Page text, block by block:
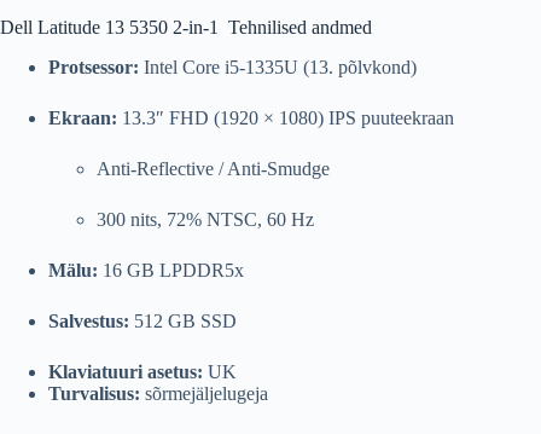
Dell Latitude 13 5350 2-in-1 Tehnilised andmed
Protsessor: Intel Core i5-1335U (13. põlvkond)
Ekraan: 13.3″ FHD (1920 × 1080) IPS puuteekraan
Anti-Reflective / Anti-Smudge
300 nits, 72% NTSC, 60 Hz
Mälu: 16 GB LPDDR5x
Salvestus: 512 GB SSD
Klaviatuuri asetus: UK
Turvalisus: sõrmejäljelugeja